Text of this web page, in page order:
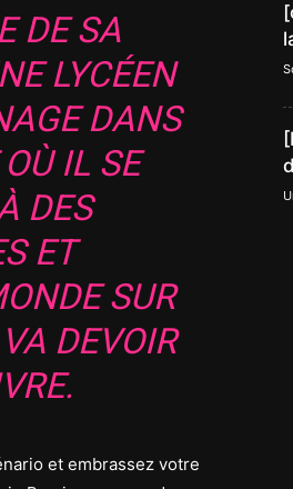
DE SA
LYCÉEN
DANS
IL SE
DES
ET
SUR
DEVOIR
et embrassez votre